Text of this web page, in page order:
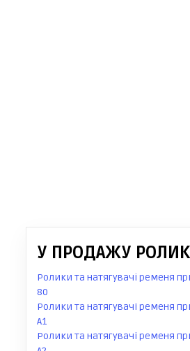
У ПРОДАЖУ
Ролики та натягувачі ременя
80
Ролики та натягувачі ременя
A1
Ролики та натягувачі ременя